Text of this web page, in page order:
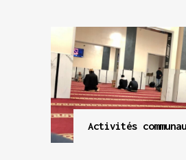
Activités